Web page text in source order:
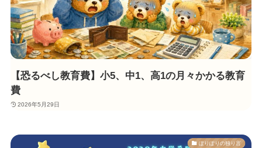
【恐るべし教育費】小5、中1、高1の月々かかる教育
費
2026年5月29日
ぽりぽりの独り言